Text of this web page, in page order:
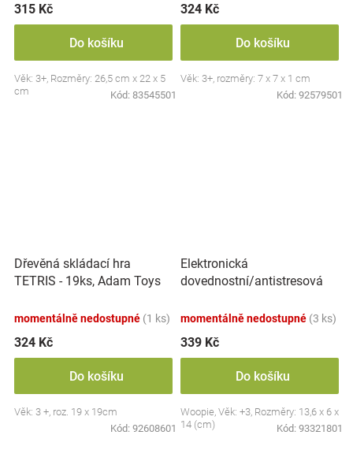
315 Kč
Do košíku
Věk: 3+, Rozměry: 26,5 cm x 22 x 5
cm
Kód: 83545501
324 Kč
Do košíku
Věk: 3+, rozměry: 7 x 7 x 1 cm
Kód: 92579501
Dřevěná skládací hra
TETRIS - 19ks, Adam Toys
momentálně nedostupné (1 ks)
324 Kč
Do košíku
Věk: 3 +, roz. 19 x 19cm
Kód: 92608601
Elektronická
dovednostní/antistresová
momentálně nedostupné (3 ks)
339 Kč
Do košíku
Woopie, Věk: +3, Rozměry: 13,6 x 6 x
14 (cm)
Kód: 93321801